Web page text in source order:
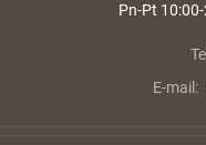
Pn-Pt
E-mail: